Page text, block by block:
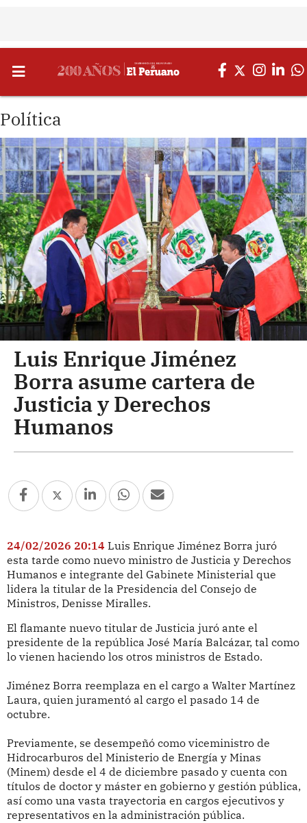
Política
Luis Enrique Jiménez
Borra asume cartera de
Justicia y Derechos
Humanos
24/02/2026 20:14 Luis Enrique Jiménez Borra juró
esta tarde como nuevo ministro de Justicia y Derechos
Humanos e integrante del Gabinete Ministerial que
lidera la titular de la Presidencia del Consejo de
Ministros, Denisse Miralles.
El flamante nuevo titular de Justicia juró ante el
presidente de la república José María Balcázar, tal como
lo vienen haciendo los otros ministros de Estado.
Jiménez Borra reemplaza en el cargo a Walter Martínez
Laura, quien juramentó al cargo el pasado 14 de
octubre.
Previamente, se desempeñó como viceministro de
Hidrocarburos del Ministerio de Energía y Minas
(Minem) desde el 4 de diciembre pasado y cuenta con
títulos de doctor y máster en gobierno y gestión pública,
así como una vasta trayectoria en cargos ejecutivos y
representativos en la administración pública.